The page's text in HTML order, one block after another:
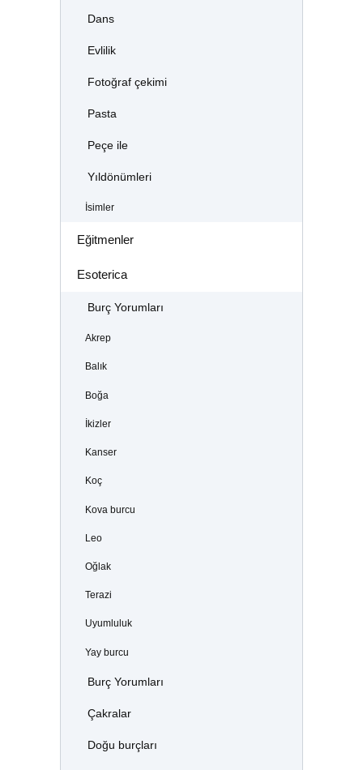
Dans
Evlilik
Fotoğraf çekimi
Pasta
Peçe ile
Yıldönümleri
İsimler
Eğitmenler
Esoterica
Burç Yorumları
Akrep
Balık
Boğa
İkizler
Kanser
Koç
Kova burcu
Leo
Oğlak
Terazi
Uyumluluk
Yay burcu
Burç Yorumları
Çakralar
Doğu burçları